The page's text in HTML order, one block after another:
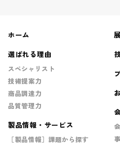
ホーム
選ばれる理由
スペシャリスト
技術提案力
商品調達力
品質管理力
製品情報・サービス
［製品情報］課題から探す